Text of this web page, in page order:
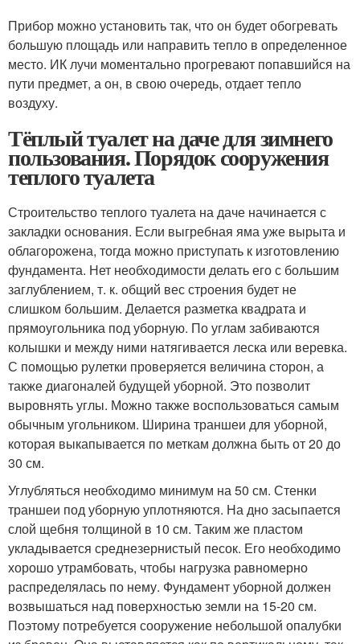
Прибор можно установить так, что он будет обогревать
большую площадь или направить тепло в определенное
место. ИК лучи моментально прогревают попавшийся на
пути предмет, а он, в свою очередь, отдает тепло
воздуху.
Тёплый туалет на даче для зимнего
пользования. Порядок сооружения
теплого туалета
Строительство теплого туалета на даче начинается с
закладки основания. Если выгребная яма уже вырыта и
облагорожена, тогда можно приступать к изготовлению
фундамента. Нет необходимости делать его с большим
заглублением, т. к. общий вес строения будет не
слишком большим. Делается разметка квадрата и
прямоугольника под уборную. По углам забиваются
колышки и между ними натягивается леска или веревка.
С помощью рулетки проверяется величина сторон, а
также диагоналей будущей уборной. Это позволит
выровнять углы. Можно также воспользоваться самым
обычным угольником. Ширина траншеи для уборной,
которая выкапывается по меткам должна быть от 20 до
30 см.
Углубляться необходимо минимум на 50 см. Стенки
траншеи под уборную уплотняются. На дно засыпается
слой щебня толщиной в 10 см. Таким же пластом
укладывается среднезернистый песок. Его необходимо
хорошо утрамбовать, чтобы нагрузка равномерно
распределялась по нему. Фундамент уборной должен
возвышаться над поверхностью земли на 15-20 см.
Поэтому потребуется сооружение небольшой опалубки